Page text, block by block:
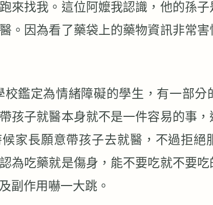
來找我。這位阿嬤我認識，他的孫
。因為看了藥袋上的藥物資訊非常
校鑑定為情緒障礙的學生，有一部分
孩子就醫本身就不是一件容易的事
家長願意帶孩子去就醫，不過拒絕
為吃藥就是傷身，能不要吃就不要
副作用嚇一大跳。